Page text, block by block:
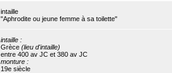
intaille
"Aphrodite ou jeune femme à sa toilette"
intaille :
Grèce (lieu d'intaille)
entre 400 av JC et 380 av JC
monture :
19e siècle